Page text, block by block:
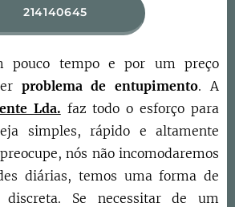
214140645
pouco tempo e por um preço
problema de entupimento. A
Lda. faz todo o esforço para
simples, rápido e altamente
nós não incomodaremos
diárias, temos uma forma de
Se necessitar de um